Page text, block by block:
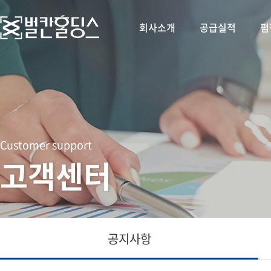
회사소개 공급실적
Customer support
고객센터
공지사항